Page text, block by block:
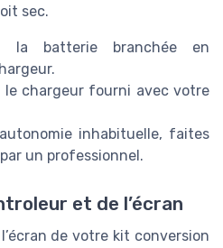
sec.
la batterie branchée en
le chargeur fourni avec votre
inhabituelle, faites
un professionnel.
et de l’écran
de votre kit conversion